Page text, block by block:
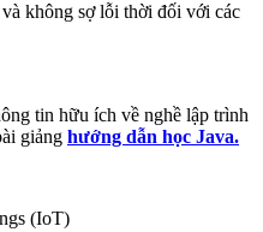
không sợ lỗi thời đối với các
tin hữu ích về nghề lập trình
giảng hướng dẫn học Java.
(IoT)